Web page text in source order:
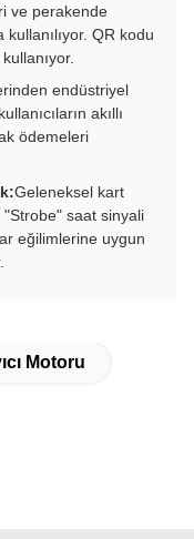
ve perakende
QR kodu
endüstriyel
akıllı
ödemeleri
Geleneksel kart
saat sinyali
eğilimlerine uygun
Motoru